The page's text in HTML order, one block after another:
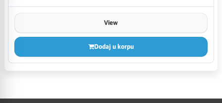
View
Dodaj u korpu